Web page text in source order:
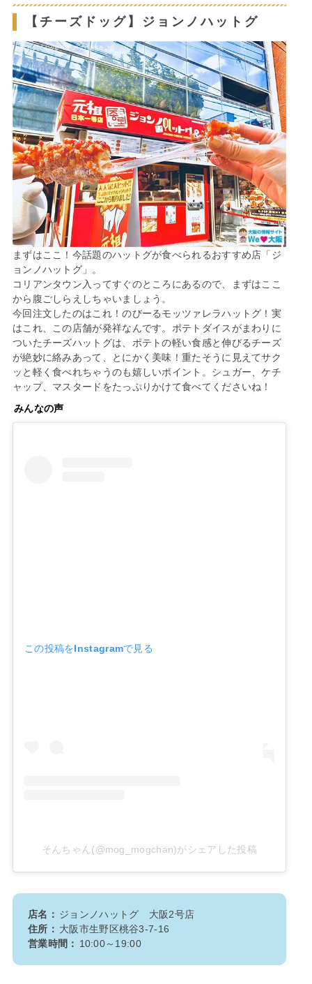
【チーズドッグ】ジョンノハットグ
まずはここ！今話題のハットグが食べられるおすすめ店「ジ
ョンノハットグ」。
コリアンタウン入ってすぐのところにあるので、まずはここ
から腹ごしらえしちゃいましょう。
今回注文したのはこれ！のびーるモッツァレラハットグ！実
はこれ、この店舗が発祥なんです。ポテトダイスがまわりに
ついたチーズハットグは、ポテトの軽い食感と伸びるチーズ
が絶妙に絡みあって、とにかく美味！重たそうに見えてサク
ッと軽く食べれちゃうのも嬉しいポイント。シュガー、ケチ
ャップ、マスタードをたっぷりかけて食べてくださいね！
みんなの声
この投稿をInstagramで見る
そんちゃん(@mog_mogchan)がシェアした投稿
店名： ジョンノハットグ 大阪2号店
住所： 大阪市生野区桃谷3-7-16
営業時間： 10:00～19:00